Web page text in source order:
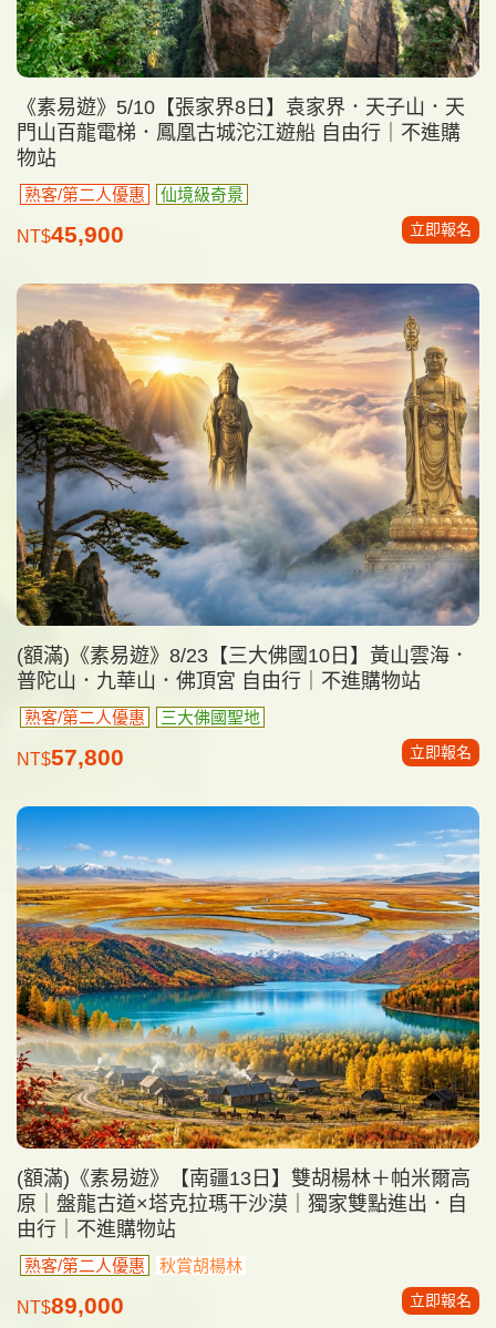
《素易遊》5/10【張家界8日】袁家界．天子山．天
門山百龍電梯．鳳凰古城沱江遊船 自由行｜不進購
物站
熟客/第二人優惠 仙境級奇景
NT$45,900 立即報名
(額滿)《素易遊》8/23【三大佛國10日】黃山雲海．
普陀山．九華山．佛頂宮 自由行｜不進購物站
熟客/第二人優惠 三大佛國聖地
NT$57,800 立即報名
(額滿)《素易遊》【南疆13日】雙胡楊林＋帕米爾高
原｜盤龍古道×塔克拉瑪干沙漠｜獨家雙點進出．自
由行｜不進購物站
熟客/第二人優惠 秋賞胡楊林
NT$89,000 立即報名